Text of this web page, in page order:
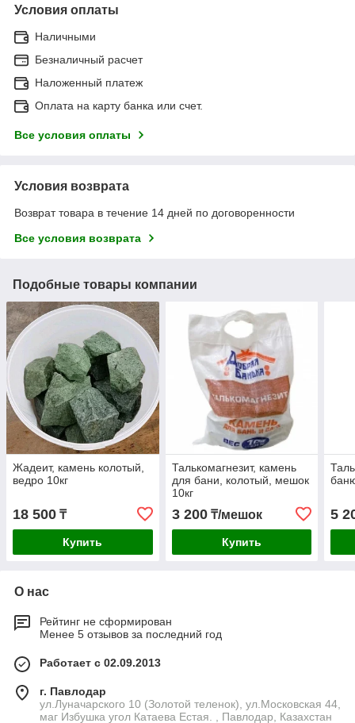
Условия оплаты
Наличными
Безналичный расчет
Наложенный платеж
Оплата на карту банка или счет.
Все условия оплаты
Условия возврата
Возврат товара в течение 14 дней по договоренности
Все условия возврата
Подобные товары компании
Жадеит, камень колотый,
ведро 10кг
18 500 ₸
Купить
Талькомагнезит, камень
для бани, колотый, мешок
10кг
3 200₸/мешок
Купить
5
О нас
Рейтинг не сформирован
Менее 5 отзывов за последний год
Работает с 02.09.2013
г. Павлодар
ул.Луначарского 10 (Золотой теленок), ул.Московская 44,
маг Избушка угол Катаева Естая. , Павлодар, Казахстан